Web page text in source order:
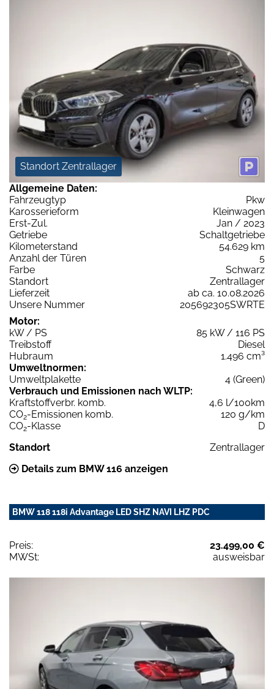
Standort Zentrallager
Allgemeine Daten:
Fahrzeugtyp
Pkw
Karosserieform
Kleinwagen
Erst-Zul.
Jan / 2023
Getriebe
Schaltgetriebe
Kilometerstand
54.629 km
Anzahl der Türen
5
Farbe
Schwarz
Standort
Zentrallager
Lieferzeit
ab ca. 10.08.2026
Unsere Nummer
205692305SWRTE
Motor:
kW / PS
85 kW / 116 PS
Treibstoff
Diesel
Hubraum
1.496 cm³
Umweltnormen:
Umweltplakette
4 (Green)
Verbrauch und Emissionen nach WLTP:
Kraftstoffverbr. komb.
4,6 l/100km
CO2-Emissionen komb.
120 g/km
CO2-Klasse
D
Standort
Zentrallager
Details zum BMW 116 anzeigen
BMW 118 118i Advantage LED SHZ NAVI LHZ PDC
Preis:
23.499,00 €
MWSt:
ausweisbar